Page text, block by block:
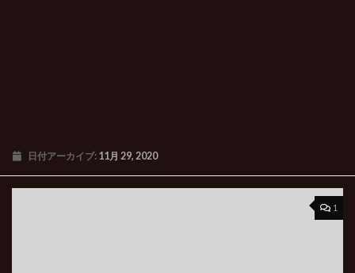
日付アーカイブ: 11月 29, 2020
1